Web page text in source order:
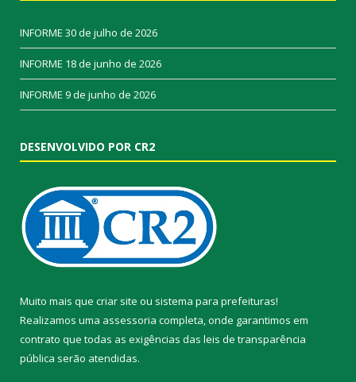
INFORME 30 de julho de 2026
INFORME 18 de junho de 2026
INFORME 9 de junho de 2026
DESENVOLVIDO POR CR2
Muito mais que criar site ou sistema para prefeituras!
Realizamos uma assessoria completa, onde garantimos em
contrato que todas as exigências das leis de transparência
pública serão atendidas.